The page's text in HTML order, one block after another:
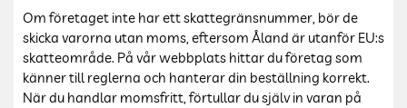
Om företaget inte har ett skattegränsnummer, bör de
skicka varorna utan moms, eftersom Åland är utanför EU:s
skatteområde. På vår webbplats hittar du företag som
känner till reglerna och hanterar din beställning korrekt.
När du handlar momsfritt, förtullar du själv in varan på